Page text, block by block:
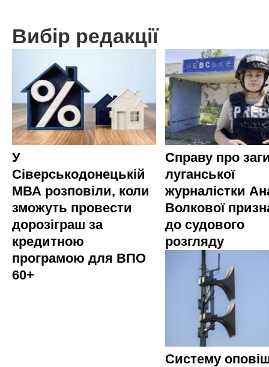
Вибір редакції
У
Сіверськодонецькій
МВА розповіли, коли
зможуть провести
дорозіграш за
кредитною
програмою для ВПО
60+
Справу про
луганської
журналістки
Волкової
до судового
розгляду
Систему